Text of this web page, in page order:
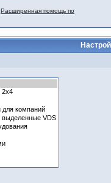
Расширенная помощь по